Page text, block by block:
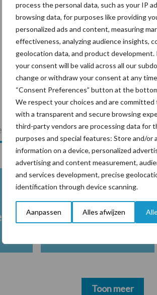
process the personal data, such as your IP
browsing data, for purposes like providing
personalized ads and content, measuring
effectiveness, analyzing audience insights,
geolocation data, and product
your consent will be valid across all our
change or withdraw your consent at any
“Consent Preferences” button at the
We respect your choices and are committed
with a transparent and secure browsing
third-party vendors are processing data for
purposes and special features: Store and/or
information on a device, personalized
advertising and content measurement,
and services development, precise
identification through device scanning.
Aanpassen Alles afwijzen
De speenhuid: een vaak
risicofactor voor mastitis
Veevoer Wet en
Toon meer